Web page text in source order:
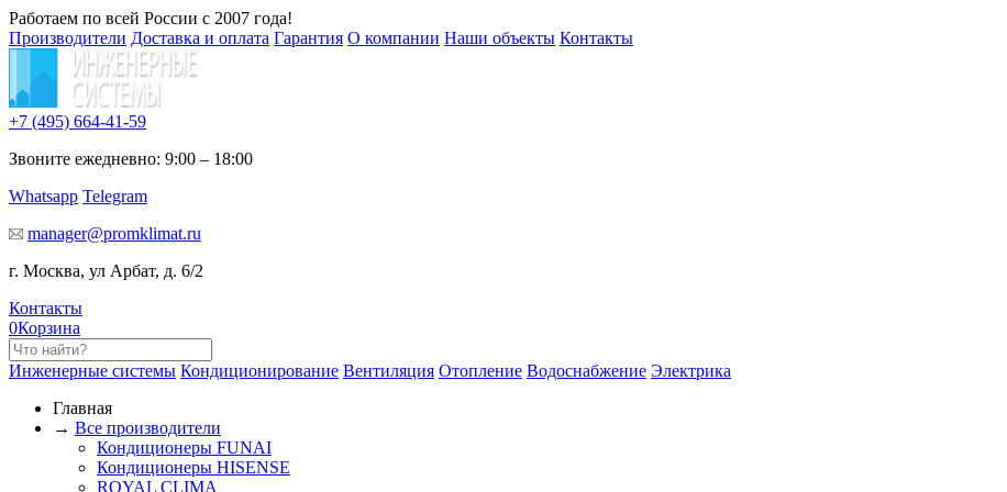
Работаем по всей России с 2007 года!
Производители Доставка и оплата Гарантия О компании Наши объекты Контакты
+7 (495) 664-41-59
Звоните ежедневно: 9:00 – 18:00
Whatsapp Telegram
manager@promklimat.ru
г. Москва, ул Арбат, д. 6/2
Контакты
0Корзина
Инженерные системы Кондиционирование Вентиляция Отопление Водоснабжение Электрика
Главная
→ Все производители
Кондиционеры FUNAI
Кондиционеры HISENSE
ROYAL CLIMA